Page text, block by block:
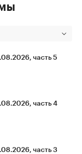
часть 5
часть 4
часть 3